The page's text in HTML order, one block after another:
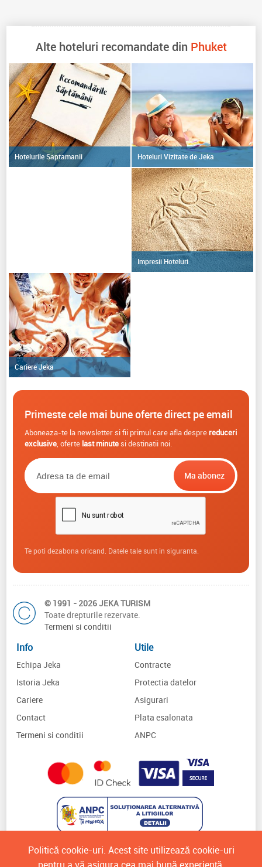
Politică cookie-uri. Acest site utilizează cookie-uri
Alte hoteluri recomandate din Phuket
Hotelurile Saptamanii Hoteluri Vizitate de Jeka
Impresii Hoteluri
Cariere Jeka
Primeste cele mai bune oferte direct pe email
Aboneaza-te la newsletter si fii primul care afla despre reduceri
exclusive, oferte last minutesi destinatii noi.
Te poti dezabona oricand. Datele tale sunt in siguranta.
© 1991 - 2026 JEKA TURISM
Toate drepturile rezervate.
Termeni si conditii
Info
Echipa Jeka
Istoria Jeka
Cariere
Contact
Termeni si conditii
Utile
Contracte
Protectia datelor
Asigurari
Plata esalonata
ANPC